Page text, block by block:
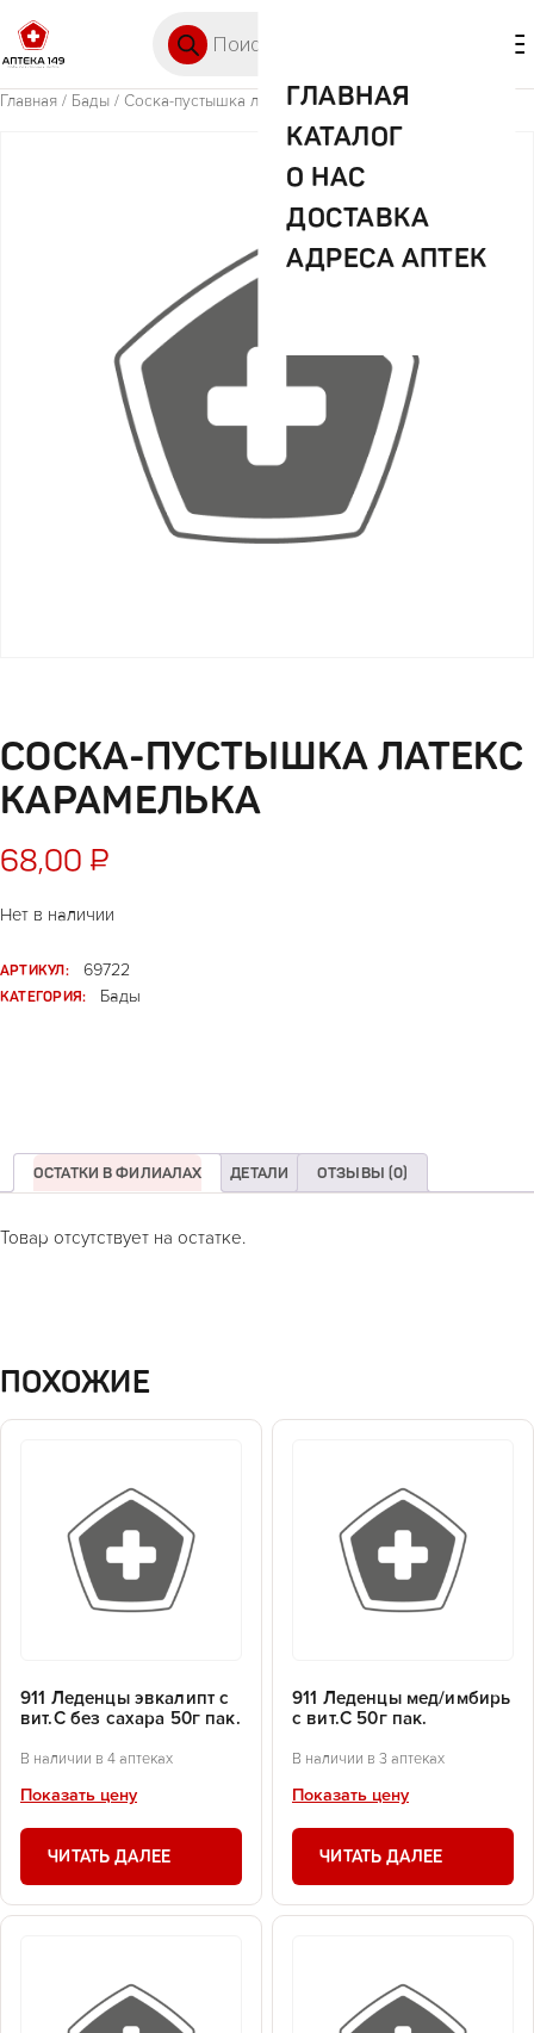
ГЛАВНАЯ
КАТАЛОГ
О НАС
ДОСТАВКА
АДРЕСА АПТЕК
Главная / Бады / Соска-пустышка латекс Карамелька
СОСКА-ПУСТЫШКА ЛАТЕКС
КАРАМЕЛЬКА
68,00 ₽
Нет в наличии
АРТИКУЛ:
69722
КАТЕГОРИЯ:
Бады
ОСТАТКИ В ФИЛИАЛАХ ДЕТАЛИ ОТЗЫВЫ (0)
Товар отсутствует на остатке.
ПОХОЖИЕ
911 Леденцы эвкалипт с
вит.С без сахара 50г пак.
В наличии в 4 аптеках
Показать цену
ЧИТАТЬ ДАЛЕЕ
911 Леденцы мед/имбирь
с вит.С 50г пак.
В наличии в 3 аптеках
Показать цену
ЧИТАТЬ ДАЛЕЕ